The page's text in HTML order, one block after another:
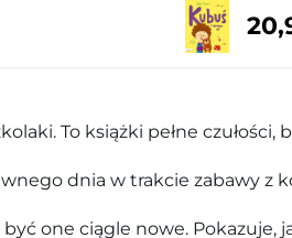
To książki pełne czułości,
dnia w trakcie zabawy z
one ciągle nowe. Pokazuje,